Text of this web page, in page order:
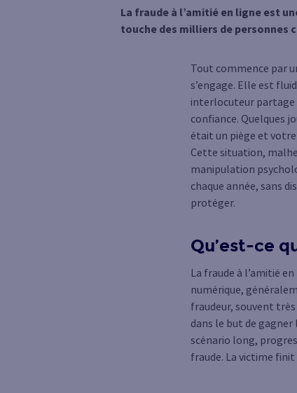
La fraude à l’amitié en ligne est
touche des milliers de personnes
Tout commence par
s’engage. Elle est
interlocuteur partage
confiance. Quelques
était un piège et
Cette situation,
manipulation
chaque année, sans
protéger.
Qu’est-ce
La fraude à l’amitié
numérique,
fraudeur, souvent
dans le but de gagner
scénario long,
fraude. La victime